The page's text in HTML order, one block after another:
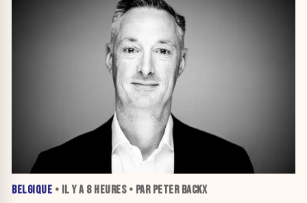
BELGIQUE • IL Y A 8 HEURES• PAR PETER BACKX